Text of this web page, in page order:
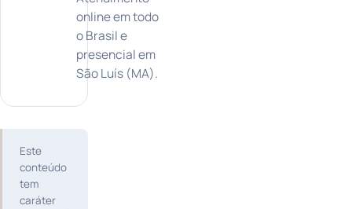
online em todo
o Brasil e
presencial em
São Luís (MA).
Este
conteúdo
tem
caráter